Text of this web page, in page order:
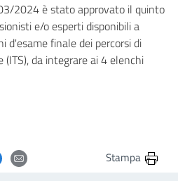
2024 è stato approvato il quinto
e/o esperti disponibili a
d'esame finale dei percorsi di
(ITS), da integrare ai 4 elenchi
pagina su Facebook
questa pagina su Twitter
Condividi questa pagina su Linkedin
Condividi questa pagina via
Stampa